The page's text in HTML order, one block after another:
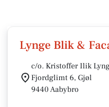
Lynge Blik &
c/o. Kristoffer Ilik
Fjordglimt 6, Gjøl
9440 Aabybro